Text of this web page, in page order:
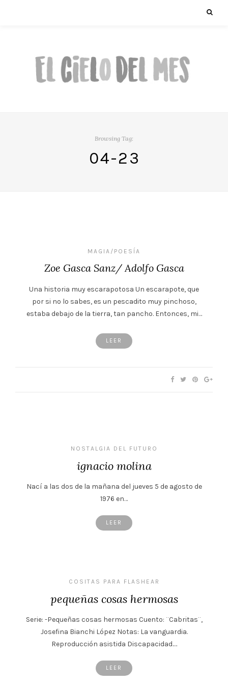
Browsing Tag:
04-23
MAGIA/POESÍA
Zoe Gasca Sanz/ Adolfo Gasca
Una historia muy escarapotosa Un escarapote, que
por si no lo sabes, es un pescadito muy pinchoso,
estaba debajo de la tierra, tan pancho. Entonces, mi…
LEER
NOSTALGIA DEL FUTURO
ignacio molina
Nací a las dos de la mañana del jueves 5 de agosto de
1976 en…
LEER
COSITAS PARA FLASHEAR
pequeñas cosas hermosas
Serie: -Pequeñas cosas hermosas Cuento: ¨Cabritas¨,
Josefina Bianchi López Notas: La vanguardia.
Reproducción asistida Discapacidad.…
LEER